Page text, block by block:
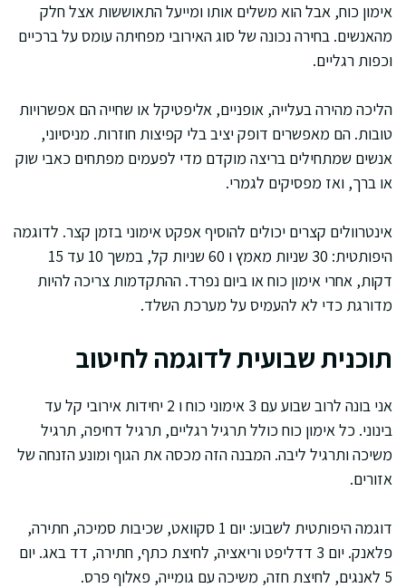
אימון כוח, אבל הוא משלים אותו ומייעל התאוששות אצל חלק
מהאנשים. בחירה נכונה של סוג האירובי מפחיתה עומס על ברכיים
וכפות רגליים.
הליכה מהירה בעלייה, אופניים, אליפטיקל או שחייה הם אפשרויות
טובות. הם מאפשרים דופק יציב בלי קפיצות חוזרות. מניסיוני,
אנשים שמתחילים בריצה מוקדם מדי לפעמים מפתחים כאבי שוק
או ברך, ואז מפסיקים לגמרי.
אינטרוולים קצרים יכולים להוסיף אפקט אימוני בזמן קצר. לדוגמה
היפותטית: 30 שניות מאמץ ו 60 שניות קל, במשך 10 עד 15
דקות, אחרי אימון כוח או ביום נפרד. ההתקדמות צריכה להיות
מדורגת כדי לא להעמיס על מערכת השלד.
תוכנית שבועית לדוגמה לחיטוב
אני בונה לרוב שבוע עם 3 אימוני כוח ו 2 יחידות אירובי קל עד
בינוני. כל אימון כוח כולל תרגיל רגליים, תרגיל דחיפה, תרגיל
משיכה ותרגיל ליבה. המבנה הזה מכסה את הגוף ומונע הזנחה של
אזורים.
דוגמה היפותטית לשבוע: יום 1 סקוואט, שכיבות סמיכה, חתירה,
פלאנק. יום 3 דדליפט וריאציה, לחיצת כתף, חתירה, דד באג. יום
5 לאנגים, לחיצת חזה, משיכה עם גומייה, פאלוף פרס.